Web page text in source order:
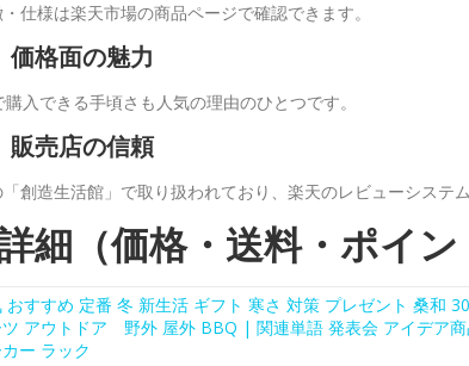
仕様は楽天市場の商品ページで確認できます。
価格面の魅力
入できる手頃さも人気の理由のひとつです。
販売店の信頼
創造生活館」で取り扱われており、楽天のレビューシステ
細（価格・送料・ポイン
おすすめ 定番 冬 新生活 ギフト 寒さ 対策 プレゼント 桑和
アウトドア 野外 屋外 BBQ | 関連単語 発表会 アイデア
ー ラック